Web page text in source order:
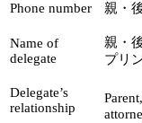
Phone number 親・
Name of
delegate
親・
プリ
Delegate’s
relationship